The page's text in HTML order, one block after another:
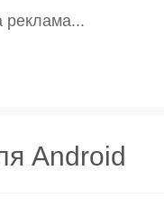
Android